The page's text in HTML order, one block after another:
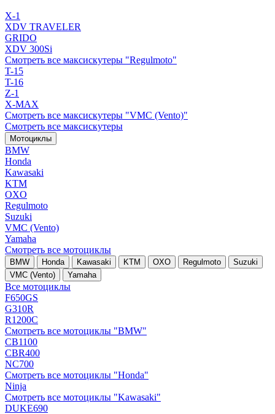
X-1
XDV TRAVELER
GRIDO
XDV 300Si
Смотреть все максискутеры "Regulmoto"
T-15
T-16
Z-1
X-MAX
Смотреть все максискутеры "VMC (Vento)"
Смотреть все максискутеры
Мотоциклы
BMW
Honda
Kawasaki
KTM
OXO
Regulmoto
Suzuki
VMC (Vento)
Yamaha
Смотреть все мотоциклы
BMW Honda Kawasaki KTM OXO Regulmoto
Suzuki
VMC (Vento)
Yamaha
Все мотоциклы
F650GS
G310R
R1200C
Смотреть все мотоциклы "BMW"
CB1100
CBR400
NC700
Смотреть все мотоциклы "Honda"
Ninja
Смотреть все мотоциклы "Kawasaki"
DUKE690